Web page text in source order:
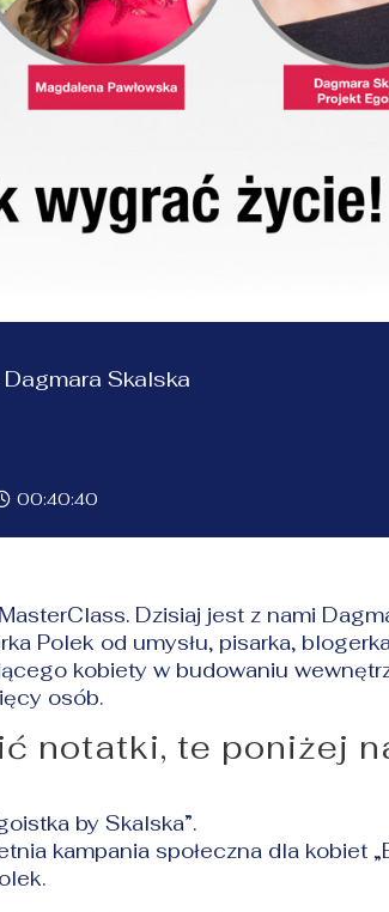
Skalska
00:40:40
Dzisiaj jest z nami
Polek od umysłu, pisarka,
kobiety w budowaniu
osób.
notatki, te poniżej
by Skalska”.
kampania społeczna dla kobiet